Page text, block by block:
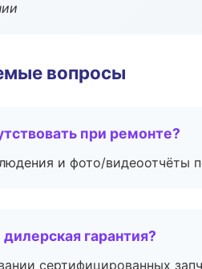
вопросы
при ремонте?
и фото/видеоотчёты
гарантия?
сертифицированных